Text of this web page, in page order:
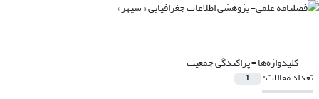
کلیدواژه‌ها =پراکندگى جمعیت
تعداد مقالات: 1